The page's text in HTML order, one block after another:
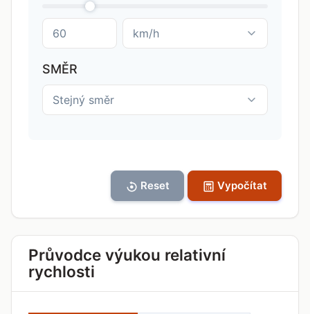
SMĚR
Reset Vypočítat
Průvodce výukou relativní
rychlosti